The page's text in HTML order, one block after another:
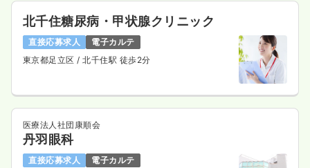
北千住糖尿病・甲状腺クリニック
直接応募求人
電子カルテ
東京都足立区/ 北千住駅 徒歩2分
医療法人社団康順会
丹羽眼科
直接応募求人
電子カルテ